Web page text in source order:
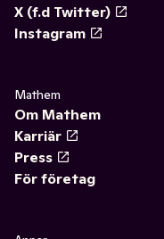
X (f.d Twitter)
Instagram
Mathem
Om Mathem
Karriär
Press
För företag